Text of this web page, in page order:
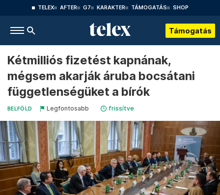
TELEX AFTER G7 KARAKTER TÁMOGATÁS SHOP
Támogatás
Kétmilliós fizetést kapnának,
mégsem akarják áruba bocsátani
függetlenségüket a bírók
BELFÖLD Legfontosabb frissítve